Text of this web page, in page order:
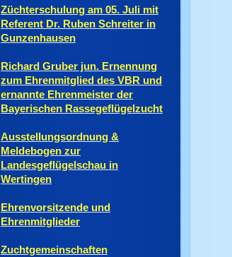
Züchterschulung am 05. Juli mit
Referent Dr. Ruben Schreiter in
Gunzenhausen
Richard Gruber jun. Ernennung
zum Ehrenmitglied des VBR und
ernannte Ehrenmeister der
Bayerischen Rassegeflügelzucht
Ausstellungsordnung &
Meldebogen zur
Landesgeflügelschau in
Wertingen
Ehrenvorsitzende und
Ehrenmitglieder
Zuchtgemeinschaften